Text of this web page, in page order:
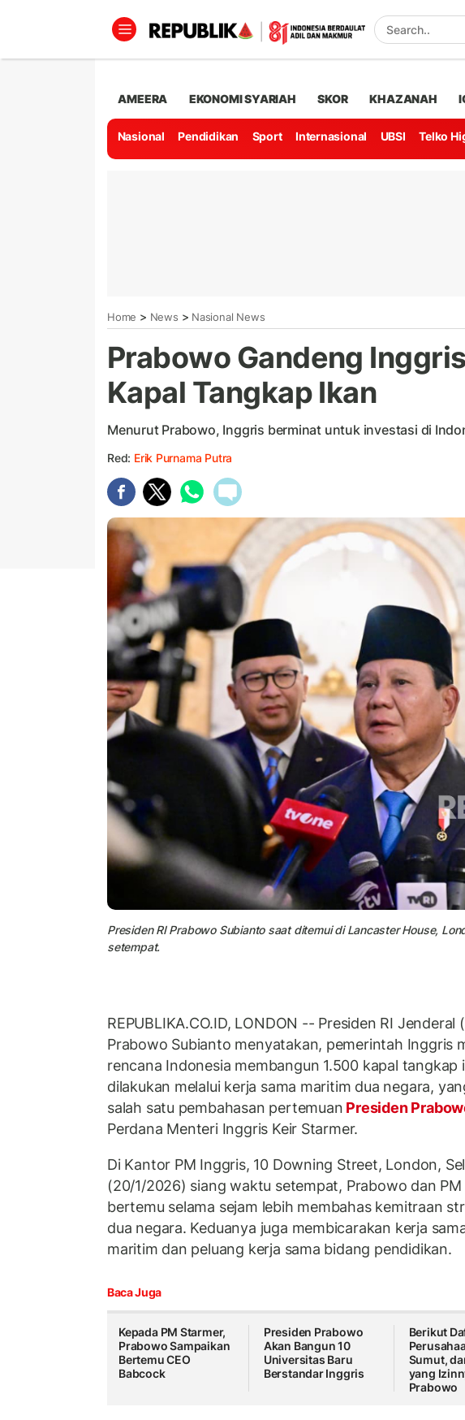
AMEERA EKONOMI SYARIAH SKOR KHAZANAH
Nasional Pendidikan Sport Internasional UBSI Telko
Home > News > Nasional News
Prabowo Gandeng
Kapal Tangkap Ikan
Menurut Prabowo, Inggris berminat untuk investasi di
Red: Erik Purnama Putra
Presiden RI Prabowo Subianto saat ditemui di Lancaster House,
setempat.
REPUBLIKA.CO.ID, LONDON -- Presiden RI Jenderal
Prabowo Subianto menyatakan, pemerintah Inggris
rencana Indonesia membangun 1.500 kapal tangkap
dilakukan melalui kerja sama maritim dua negara,
salah satu pembahasan pertemuan Presiden
Perdana Menteri Inggris Keir Starmer.
Di Kantor PM Inggris, 10 Downing Street, London,
(20/1/2026) siang waktu setempat, Prabowo dan
bertemu selama sejam lebih membahas kemitraan
dua negara. Keduanya juga membicarakan kerja
maritim dan peluang kerja sama bidang pendidikan.
Baca Juga
Kepada PM Starmer,
Prabowo Sampaikan
Bertemu CEO
Babcock
Presiden Prabowo
Akan Bangun 10
Universitas Baru
Berstandar Inggris
Berikut
Sumut,
yang
Prabowo